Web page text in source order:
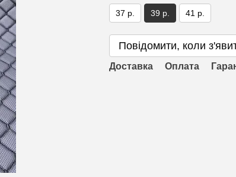
37 р. 39 р. 41 р.
Повідомити, коли
Доставка Оплата